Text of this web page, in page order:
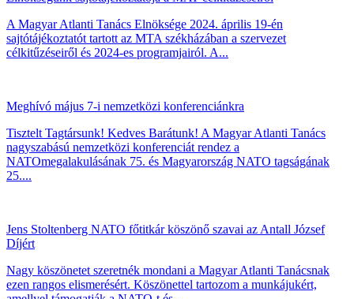
A Magyar Atlanti Tanács Elnöksége 2024. április 19-én
sajtótájékoztatót tartott az MTA székházában a szervezet
célkitűzéseiről és 2024-es programjairól. A...
Meghívó május 7-i nemzetközi konferenciánkra
Tisztelt Tagtársunk! Kedves Barátunk! A Magyar Atlanti Tanács
nagyszabású nemzetközi konferenciát rendez a
NATOmegalakulásának 75. és Magyarország NATO tagságának
25....
Jens Stoltenberg NATO főtitkár köszönő szavai az Antall József
Díjért
Nagy köszönetet szeretnék mondani a Magyar Atlanti Tanácsnak
ezen rangos elismerésért. Köszönettel tartozom a munkájukért,